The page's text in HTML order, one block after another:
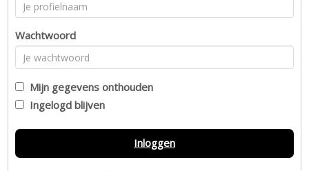
Wachtwoord
Mijn gegevens onthouden
Ingelogd blijven
Inloggen